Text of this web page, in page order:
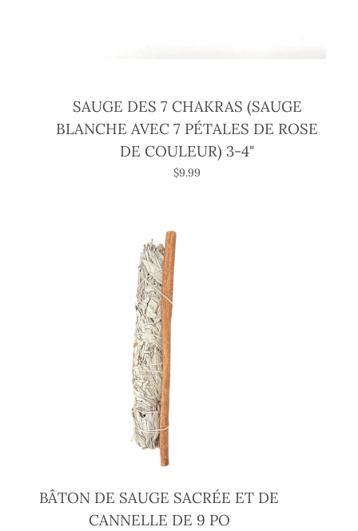
SAUGE DES 7 CHAKRAS (SAUGE
BLANCHE AVEC 7 PÉTALES DE ROSE
DE COULEUR) 3-4"
$9.99
BÂTON DE SAUGE SACRÉE ET DE
CANNELLE DE 9 PO